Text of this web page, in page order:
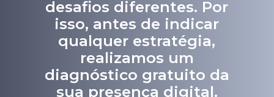
desafios diferentes. Por
isso, antes de indicar
qualquer estratégia,
realizamos um
diagnóstico gratuito da
sua presença digital.